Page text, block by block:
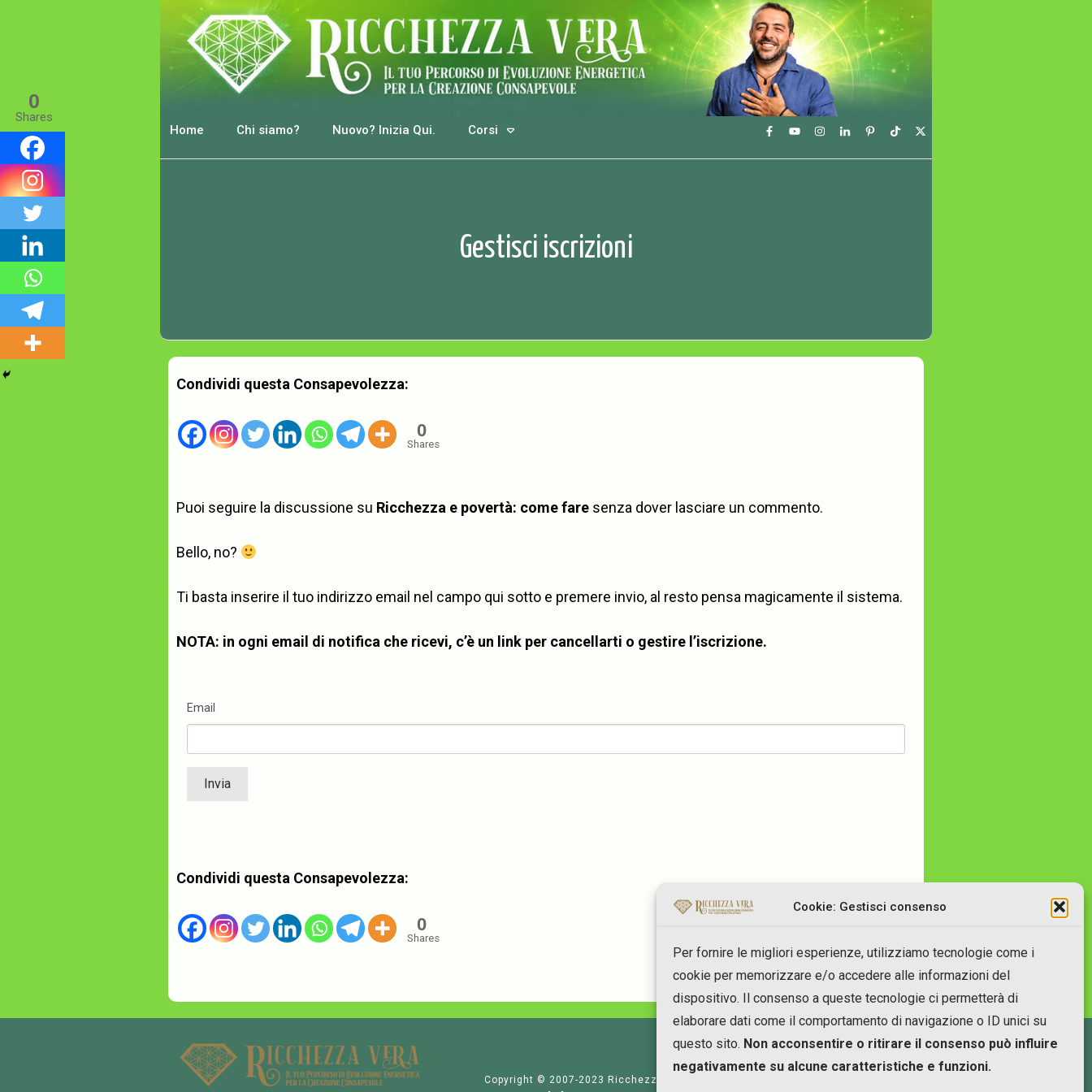
Cookie: Gestisci consenso
Per fornire le migliori esperienze, utilizziamo tecnologie come i
cookie per memorizzare e/o accedere alle informazioni del
dispositivo. Il consenso a queste tecnologie ci permetterà di
elaborare dati come il comportamento di navigazione o ID unici su
questo sito. Non acconsentire o ritirare il consenso può influire
negativamente su alcune caratteristiche e funzioni.
Home Chi siamo? Nuovo? Inizia Qui. Corsi
Gestisci iscrizioni
Condividi questa Consapevolezza:
0
Shares
Puoi seguire la discussione su Ricchezza e povertà: come fare senza dover lasciare un commento.
Bello, no?
Ti basta inserire il tuo indirizzo email nel campo qui sotto e premere invio, al resto pensa magicamente il sistema.
NOTA: in ogni email di notifica che ricevi, c’è un link per cancellarti o gestire l’iscrizione.
Email
Condividi questa Consapevolezza:
0
Shares
0
Shares
Copyright © 2007-2023 RicchezzaVera.com